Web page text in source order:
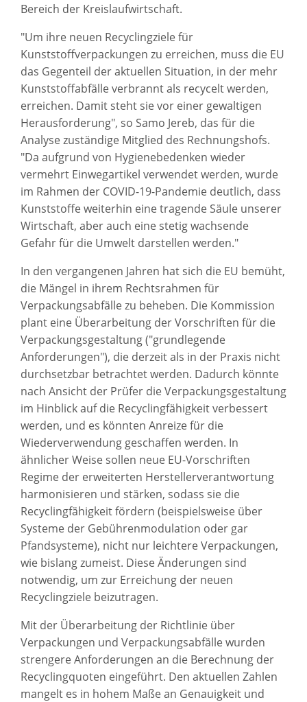
Bereich der Kreislaufwirtschaft.
"Um ihre neuen Recyclingziele für
Kunststoffverpackungen zu erreichen, muss die EU
das Gegenteil der aktuellen Situation, in der mehr
Kunststoffabfälle verbrannt als recycelt werden,
erreichen. Damit steht sie vor einer gewaltigen
Herausforderung", so Samo Jereb, das für die
Analyse zuständige Mitglied des Rechnungshofs.
"Da aufgrund von Hygienebedenken wieder
vermehrt Einwegartikel verwendet werden, wurde
im Rahmen der COVID-19-Pandemie deutlich, dass
Kunststoffe weiterhin eine tragende Säule unserer
Wirtschaft, aber auch eine stetig wachsende
Gefahr für die Umwelt darstellen werden."
In den vergangenen Jahren hat sich die EU bemüht,
die Mängel in ihrem Rechtsrahmen für
Verpackungsabfälle zu beheben. Die Kommission
plant eine Überarbeitung der Vorschriften für die
Verpackungsgestaltung ("grundlegende
Anforderungen"), die derzeit als in der Praxis nicht
durchsetzbar betrachtet werden. Dadurch könnte
nach Ansicht der Prüfer die Verpackungsgestaltung
im Hinblick auf die Recyclingfähigkeit verbessert
werden, und es könnten Anreize für die
Wiederverwendung geschaffen werden. In
ähnlicher Weise sollen neue EU-Vorschriften
Regime der erweiterten Herstellerverantwortung
harmonisieren und stärken, sodass sie die
Recyclingfähigkeit fördern (beispielsweise über
Systeme der Gebührenmodulation oder gar
Pfandsysteme), nicht nur leichtere Verpackungen,
wie bislang zumeist. Diese Änderungen sind
notwendig, um zur Erreichung der neuen
Recyclingziele beizutragen.
Mit der Überarbeitung der Richtlinie über
Verpackungen und Verpackungsabfälle wurden
strengere Anforderungen an die Berechnung der
Recyclingquoten eingeführt. Den aktuellen Zahlen
mangelt es in hohem Maße an Genauigkeit und